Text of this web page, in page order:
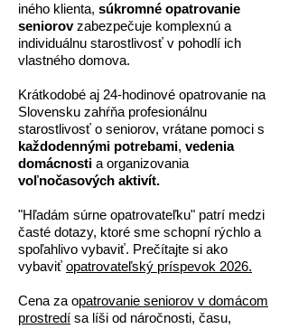
iného klienta, súkromné opatrovanie
seniorovzabezpečuje komplexnú a
individuálnu starostlivosť v pohodlí ich
vlastného domova.
Krátkodobé aj 24-hodinové opatrovanie na
Slovensku zahŕňa profesionálnu
starostlivosť o seniorov, vrátane pomoci s
každodennými potrebami, vedenia
domácnosti a organizovania
voľnočasových aktivít.
"Hľadám súrne opatrovateľku" patrí medzi
časté dotazy, ktoré sme schopní rýchlo a
spoľahlivo vybaviť. Prečítajte si ako
vybaviť opatrovateľský príspevok 2026.
Cena za opatrovanie seniorov v domácom
prostredí sa líši od náročnosti, času,